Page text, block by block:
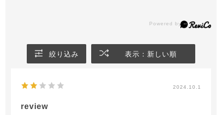
絞り込み 表示：新しい順
2024.10.1
review